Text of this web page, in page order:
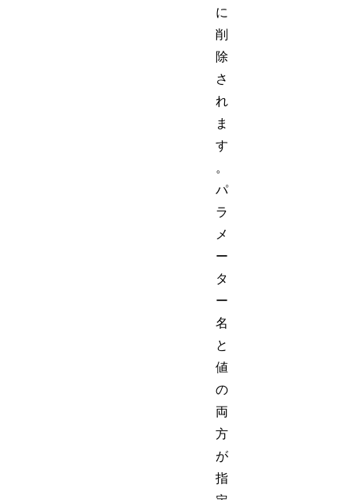
に
削
除
さ
れ
ま
す
。
パ
ラ
メ
ー
タ
ー
名
と
値
の
両
方
が
指